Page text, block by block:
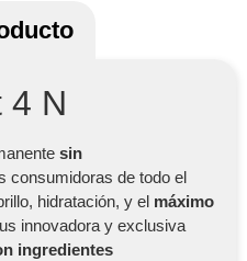
4 N
sin
consumidoras de todo el
hidratación, y el máximo
innovadora y exclusiva
ingredientes